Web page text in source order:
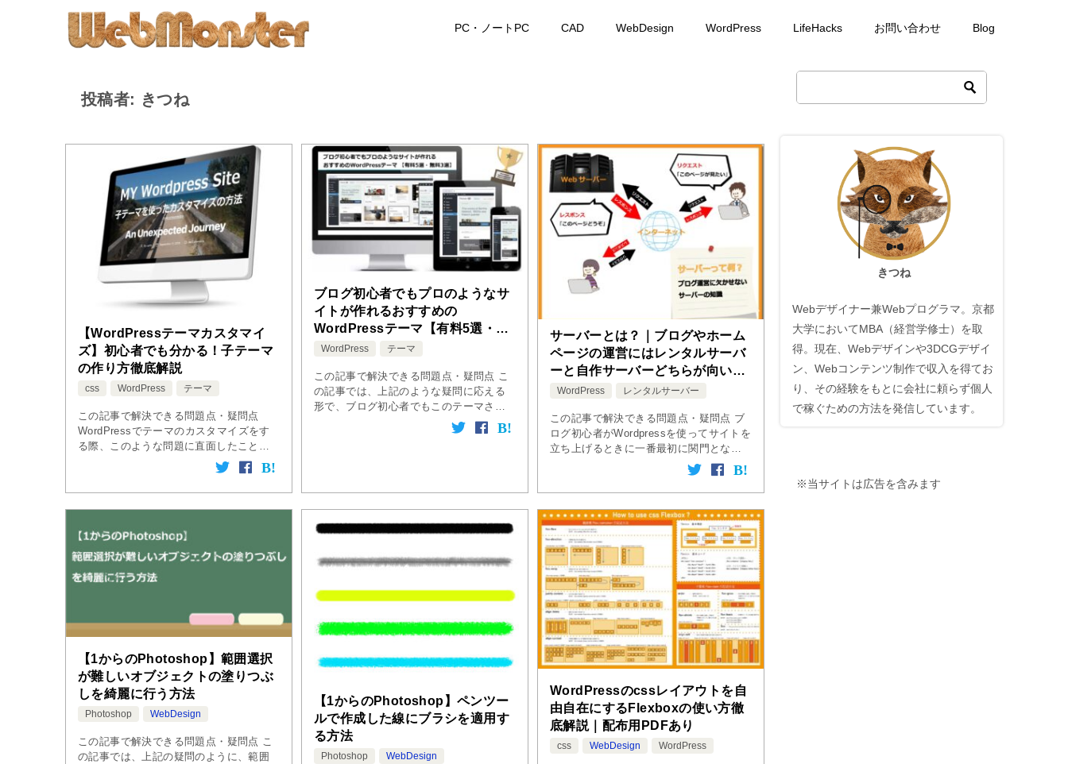
PC・ノートPC CAD WebDesign WordPress LifeHacks お問い合わせ Blog
投稿者: きつね
【WordPressテーマカスタマイ
ズ】初心者でも分かる！子テーマ
の作り方徹底解説
css WordPress テーマ
この記事で解決できる問題点・疑問点
WordPressでテーマのカスタマイズをす
る際、このような問題に直面したことが
ある方は多いのではないでしょうか？ 実
はその通りで、使用しているテーマのcss
ファイルやphpファイルを […]
ブログ初心者でもプロのようなサ
イトが作れるおすすめの
WordPressテーマ【有料5選・無
料3選】
WordPress テーマ
この記事で解決できる問題点・疑問点 こ
の記事では、上記のような疑問に応える
形で、ブログ初心者でもこのテーマさえ
使っておけばプロようなデザインのブロ
グを作ることができるテーマを紹介して
サーバーとは？｜ブログやホーム
ページの運営にはレンタルサーバ
ーと自作サーバーどちらが向いて
るの？
WordPress レンタルサーバー
この記事で解決できる問題点・疑問点 ブ
ログ初心者がWordpressを使ってサイトを
立ち上げるときに一番最初に関門となる
のがこのサーバーの問題です。経験者の
中でも、サーバーが実際にどのような働
きをしているのか分からないと […]
【1からのPhotoshop】範囲選択
が難しいオブジェクトの塗りつぶ
しを綺麗に行う方法
Photoshop WebDesign
この記事で解決できる問題点・疑問点 こ
の記事では、上記の疑問のように、範囲
【1からのPhotoshop】ペンツー
ルで作成した線にブラシを適用す
る方法
Photoshop WebDesign
WordPressのcssレイアウトを自
由自在にするFlexboxの使い方徹
底解説｜配布用PDFあり
css WebDesign WordPress
きつね
Webデザイナー兼Webプログラマ。京都
大学においてMBA（経営学修士）を取
得。現在、Webデザインや3DCGデザイ
ン、Webコンテンツ制作で収入を得てお
り、その経験をもとに会社に頼らず個人
で稼ぐための方法を発信しています。
※当サイトは広告を含みます